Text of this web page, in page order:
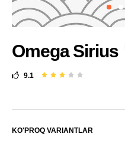
Omega Sirius
9.1
KO'PROQ VARIANTLAR